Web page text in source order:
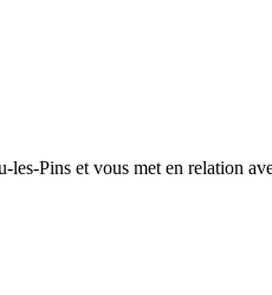
les-Pins et vous met en relation